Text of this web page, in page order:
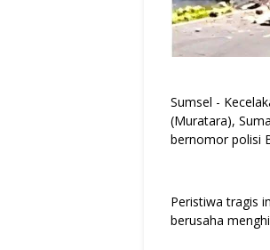
Sumsel -
(Muratara),
bernomor polisi
Peristiwa tragis
berusaha